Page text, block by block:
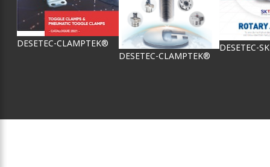
DESETEC-CLAMPTEK®
DESETEC-CLAMPTEK®
DESETEC-